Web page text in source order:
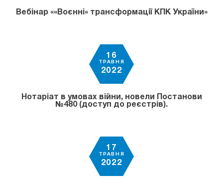
Вебінар ««Воєнні» трансформації КПК України»
16
ТРАВНЯ
2022
Нотаріат в умовах війни, новели Постанови
№480 (доступ до реєстрів).
17
ТРАВНЯ
2022